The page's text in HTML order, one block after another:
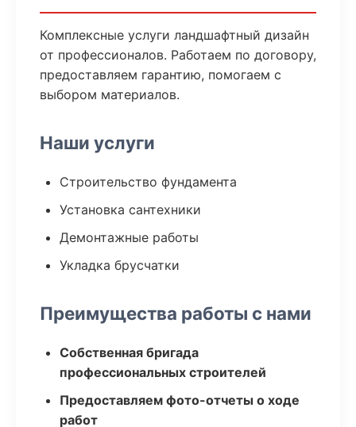
Комплексные услуги ландшафтный дизайн
от профессионалов. Работаем по договору,
предоставляем гарантию, помогаем с
выбором материалов.
Наши услуги
Строительство фундамента
Установка сантехники
Демонтажные работы
Укладка брусчатки
Преимущества работы с нами
Собственная бригада
профессиональных строителей
Предоставляем фото-отчеты о ходе
работ